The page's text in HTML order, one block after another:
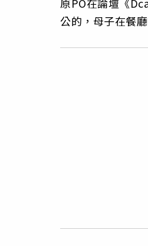
原PO在論壇《
公的，母子在餐